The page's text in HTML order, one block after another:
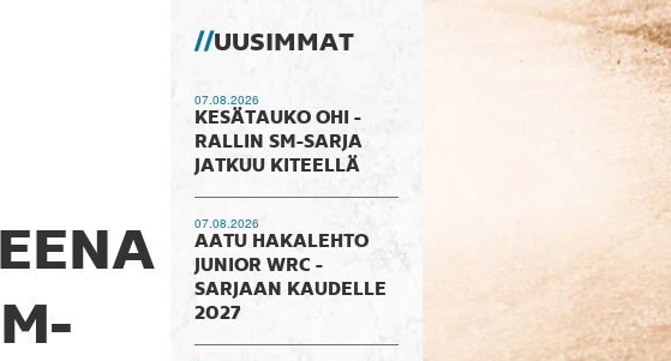
UUSIMMAT
07.08.2026
KESÄTAUKO OHI -
RALLIN SM-SARJA
JATKUU KITEELLÄ
07.08.2026
AATU HAKALEHTO
JUNIOR WRC -
SARJAAN KAUDELLE
2027